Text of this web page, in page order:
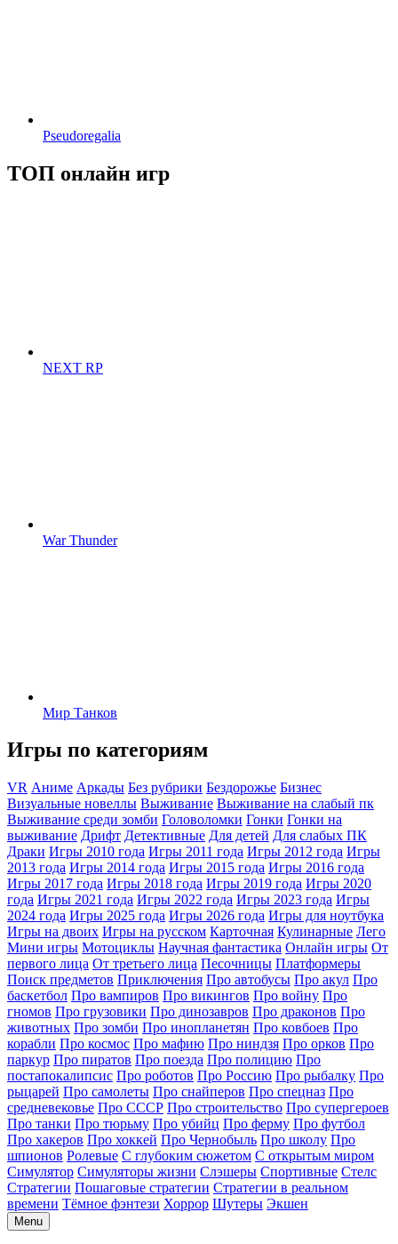
Pseudoregalia
ТОП онлайн игр
NEXT RP
War Thunder
Мир Танков
Игры по категориям
VR Аниме Аркады Без рубрики Бездорожье Бизнес
Визуальные новеллы Выживание Выживание на слабый пк
Выживание среди зомби Головоломки Гонки Гонки на
выживание Дрифт Детективные Для детей Для слабых ПК
Драки Игры 2010 года Игры 2011 года Игры 2012 года Игры
2013 года Игры 2014 года Игры 2015 года Игры 2016 года
Игры 2017 года Игры 2018 года Игры 2019 года Игры 2020
года Игры 2021 года Игры 2022 года Игры 2023 года Игры
2024 года Игры 2025 года Игры 2026 года Игры для ноутбука
Игры на двоих Игры на русском Карточная Кулинарные Лего
Мини игры Мотоциклы Научная фантастика Онлайн игры От
первого лица От третьего лица Песочницы Платформеры
Поиск предметов Приключения Про автобусы Про акул Про
баскетбол Про вампиров Про викингов Про войну Про
гномов Про грузовики Про динозавров Про драконов Про
животных Про зомби Про инопланетян Про ковбоев Про
корабли Про космос Про мафию Про ниндзя Про орков Про
паркур Про пиратов Про поезда Про полицию Про
постапокалипсис Про роботов Про Россию Про рыбалку Про
рыцарей Про самолеты Про снайперов Про спецназ Про
средневековье Про СССР Про строительство Про супергероев
Про танки Про тюрьму Про убийц Про ферму Про футбол
Про хакеров Про хоккей Про Чернобыль Про школу Про
шпионов Ролевые С глубоким сюжетом С открытым миром
Симулятор Симуляторы жизни Слэшеры Спортивные Стелс
Стратегии Пошаговые стратегии Стратегии в реальном
времени Тёмное фэнтези Хоррор Шутеры Экшен
Menu